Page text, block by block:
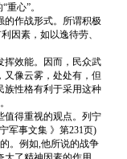
心”。
作战形式。所谓积极
因素，如以逸待劳、
效能。因而，民众武
又像云雾，处处有，但
族性格有利于采用这种
得重视的观点。列宁
军事文集 》第231页)
。例如,他所说的战争